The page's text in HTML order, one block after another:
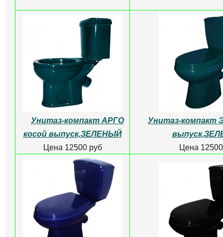
Унитаз-компакт
ГОЛУБОЙ косой выпуск
Цена 7500 руб
Унитаз Grossman
Цена
Унитаз Grossman
Classic GR-4467S
безободковый
Цена 10630 руб
Унитаз Grossman
Цена